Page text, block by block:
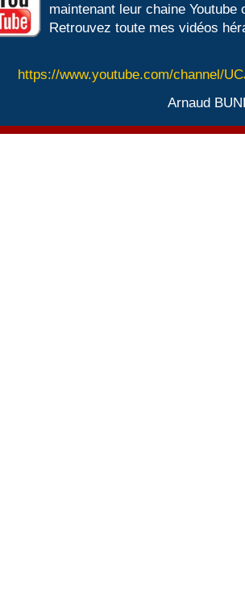
maintenant leur chaine Youtube
Retrouvez toute mes vidéos
https://www.youtube.com/channel/
Arnaud